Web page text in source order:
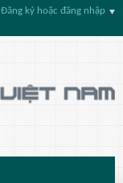
Đăng ký hoặc đăng nhập